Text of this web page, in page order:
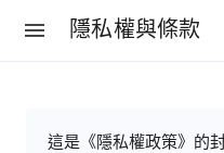
隱私權與條款
這是《隱私權政策》的